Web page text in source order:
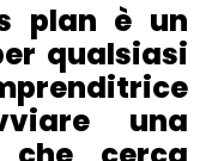
plan è un
qualsiasi
una